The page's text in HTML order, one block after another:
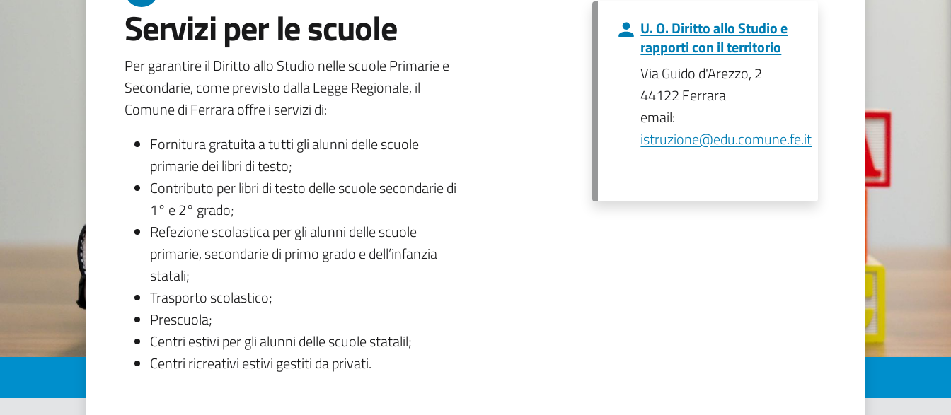
Servizi per le scuole
Per garantire il Diritto allo Studio nelle scuole Primarie e
Secondarie, come previsto dalla Legge Regionale, il
Comune di Ferrara offre i servizi di:
Fornitura gratuita a tutti gli alunni delle scuole
primarie dei libri di testo;
Contributo per libri di testo delle scuole secondarie di
1° e 2° grado;
Refezione scolastica per gli alunni delle scuole
primarie, secondarie di primo grado e dell’infanzia
statali;
Trasporto scolastico;
Prescuola;
Centri estivi per gli alunni delle scuole statalil;
Centri ricreativi estivi gestiti da privati.
U. O. Diritto allo Studio e
rapporti con il territorio
Via Guido d'Arezzo, 2
44122 Ferrara
email:
istruzione@edu.comune.fe.it